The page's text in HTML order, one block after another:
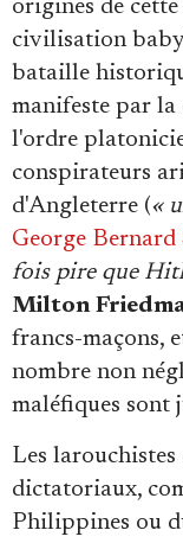
origines de
civilisation
bataille
manifeste par
l'ordre
conspirateurs
d'Angleterre («
George Bernard
fois pire que
Milton
francs-maçons,
nombre non
maléfiques sont
Les larouchistes
dictatoriaux,
Philippines ou